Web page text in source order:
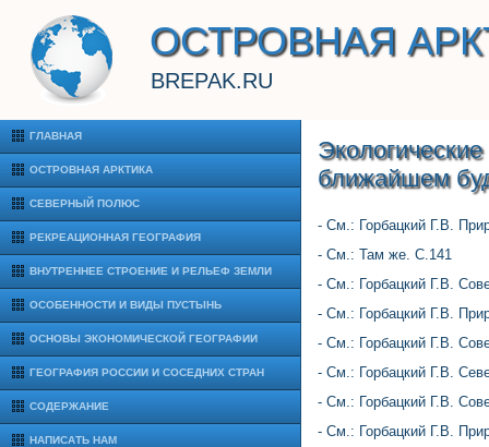
ОСТРОВНАЯ
BREPAK.RU
ГЛАВНАЯ
ОСТРОВНАЯ АРКТИКА
СЕВЕРНЫЙ ПОЛЮС
РЕКРЕАЦИОННАЯ ГЕОГРАФИЯ
ВНУТРЕННЕЕ СТРОЕНИЕ И РЕЛЬЕФ ЗЕМЛИ
ОСОБЕННОСТИ И ВИДЫ ПУСТЫНЬ
ОСНОВЫ ЭКОНОМИЧЕСКОЙ ГЕОГРАФИИ
ГЕОГРАФИЯ РОССИИ И СОСЕДНИХ СТРАН
СОДЕРЖАНИЕ
НАПИСАТЬ НАМ
ближайшем
- См.: Горбацкий Г.В.
- См.: Там же. С.141
- См.: Горбацкий Г.В.
- См.: Горбацкий Г.В.
- См.: Горбацкий Г.В.
- См.: Горбацкий Г.В.
- См.: Горбацкий Г.В.
- См.: Горбацкий Г.В.